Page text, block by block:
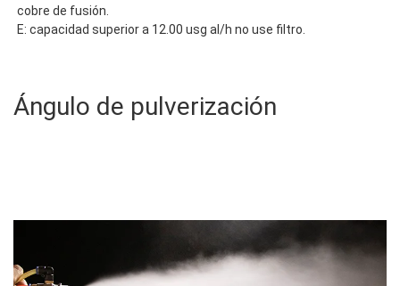
cobre de fusión.
E: capacidad superior a 12.00 usg al/h no use filtro.
Ángulo de pulverización